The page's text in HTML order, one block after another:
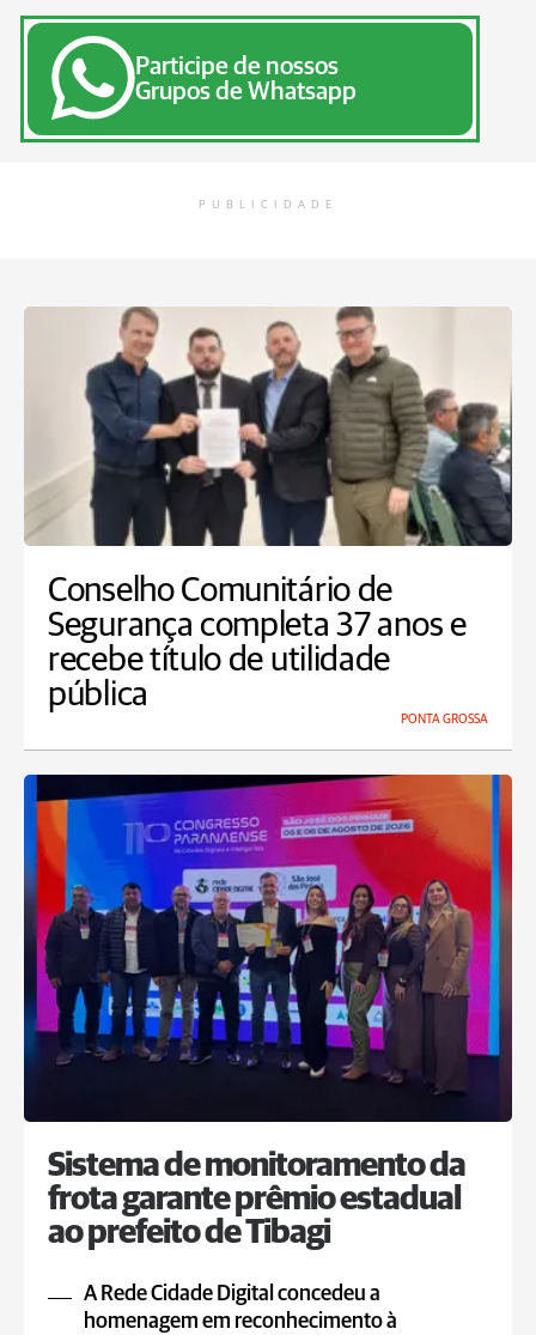
Participe de nossos
Grupos de Whatsapp
PUBLICIDADE
Conselho Comunitário de
Segurança completa 37 anos e
recebe título de utilidade
pública
PONTA GROSSA
Sistema de monitoramento da
frota garante prêmio estadual
ao prefeito de Tibagi
A Rede Cidade Digital concedeu a
homenagem em reconhecimento à